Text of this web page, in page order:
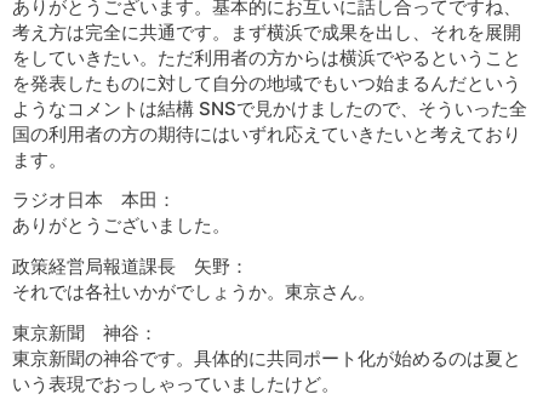
ありがとうございます。基本的にお互いに話し合ってですね、
考え方は完全に共通です。まず横浜で成果を出し、それを展開
をしていきたい。ただ利用者の方からは横浜でやるということ
を発表したものに対して自分の地域でもいつ始まるんだという
ようなコメントは結構 SNSで見かけましたので、そういった全
国の利用者の方の期待にはいずれ応えていきたいと考えており
ます。
ラジオ日本 本田：
ありがとうございました。
政策経営局報道課長 矢野：
それでは各社いかがでしょうか。東京さん。
東京新聞 神谷：
東京新聞の神谷です。具体的に共同ポート化が始めるのは夏と
いう表現でおっしゃっていましたけど。